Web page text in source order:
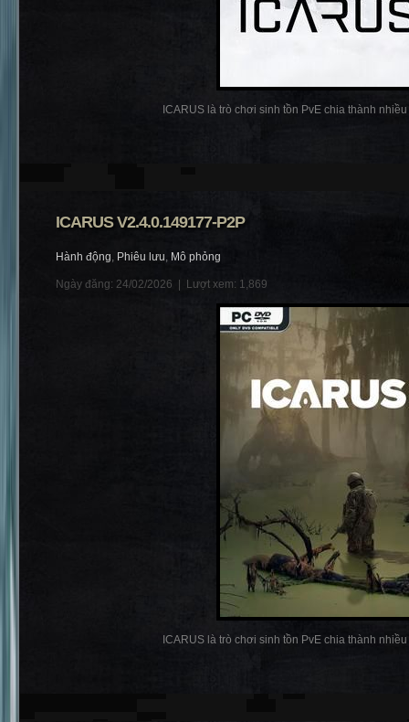
ICARUS là trò chơi sinh tồn PvE chia thành
ICARUS V2.4.0.149177-P2P
Hành động, Phiêu lưu, Mô phỏng
Ngày đăng: 24/02/2026 | Lượt xem: 1,869
ICARUS là trò chơi sinh tồn PvE chia thành